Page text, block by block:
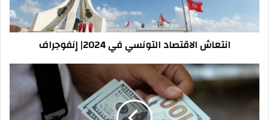
انتعاش الاقتصاد التونسي في 2024| إنفوجراف
أقوى
العملات